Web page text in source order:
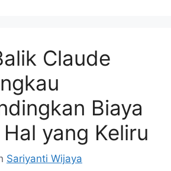
Claude
Biaya
yang Keliru
Sariyanti Wijaya